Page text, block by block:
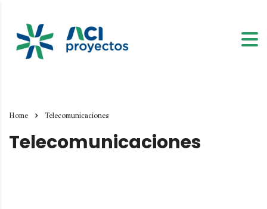
Home Telecomunicaciones
Telecomunicaciones